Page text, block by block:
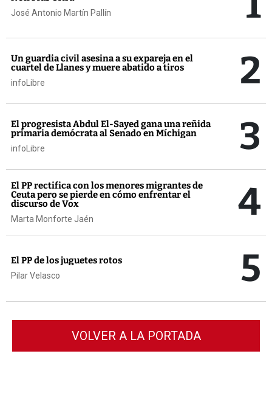
José Antonio Martín Pallín
Un guardia civil asesina a su expareja en el
cuartel de Llanes y muere abatido a tiros
infoLibre 2
El progresista Abdul El-Sayed gana una reñida
primaria demócrata al Senado en Míchigan
infoLibre 3
El PP rectifica con los menores migrantes de
Ceuta pero se pierde en cómo enfrentar el
discurso de Vox
Marta Monforte Jaén 4
El PP de los juguetes rotos
Pilar Velasco 5
VOLVER A LA PORTADA